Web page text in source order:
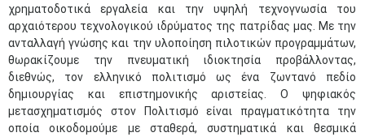
χρηματοδοτικά εργαλεία και την υψηλή τεχνογνωσία του
αρχαιότερου τεχνολογικού ιδρύματος της πατρίδας μας. Με την
ανταλλαγή γνώσης και την υλοποίηση πιλοτικών προγραμμάτων,
θωρακίζουμε την πνευματική ιδιοκτησία προβάλλοντας,
διεθνώς, τον ελληνικό πολιτισμό ως ένα ζωντανό πεδίο
δημιουργίας και επιστημονικής αριστείας. Ο ψηφιακός
μετασχηματισμός στον Πολιτισμό είναι πραγματικότητα την
οποία οικοδομούμε με σταθερά, συστηματικά και θεσμικά